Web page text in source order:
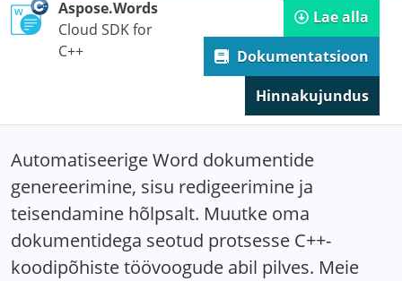
Aspose.Words
Cloud SDK for
C++
Lae alla
Dokumentatsioon
Hinnakujundus
Automatiseerige Word dokumentide
genereerimine, sisu redigeerimine ja
teisendamine hõlpsalt. Muutke oma
dokumentidega seotud protsesse C++-
koodipõhiste töövoogude abil pilves. Meie